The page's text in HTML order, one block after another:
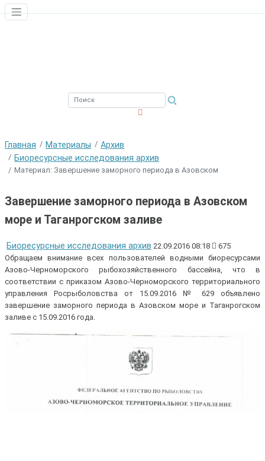
Главная Материалы
Архив
Биоресурсные исследования архив
Материал: Завершение заморного периода в Азовском
Завершение заморного периода в Азовском
море и Таганрогском заливе
Биоресурсные исследования архив 22.09.2016 08:18
675
Обращаем внимание всех пользователей водными биоресурсами
Азово-Черноморского рыбохозяйственного бассейна, что в
соответствии с приказом Азово-Черноморского территориального
управления Росрыболовства от 15.09.2016 № 629 объявлено
завершение заморного периода в Азовском море и Таганрогском
заливе с 15.09.2016 года.